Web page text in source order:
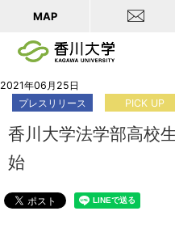
MAP
2021年06月25日
プレスリリース
PICK UP
香川大学法学部高校
始